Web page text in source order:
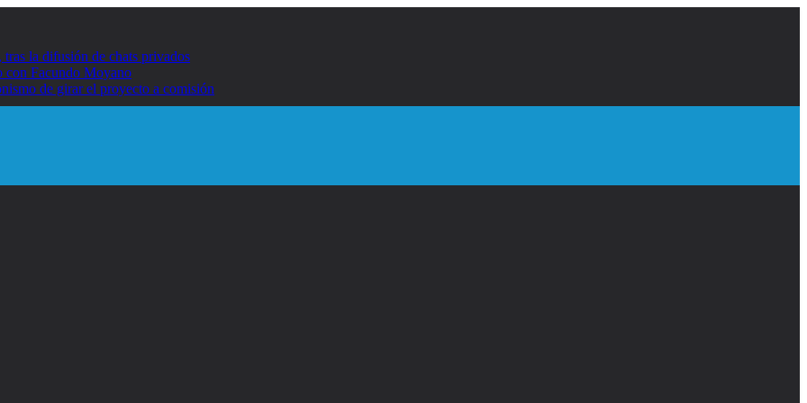
la difusión de chats privados
con Facundo Moyano
de girar el proyecto a comisión